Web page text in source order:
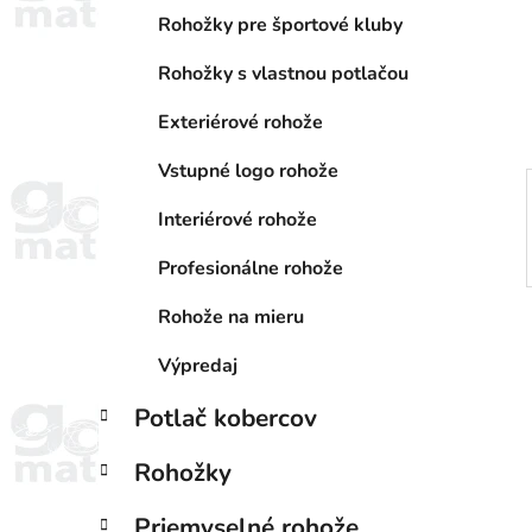
Rohožky pre športové kluby
Rohožky s vlastnou potlačou
Exteriérové rohože
Vstupné logo rohože
Interiérové rohože
Profesionálne rohože
Rohože na mieru
Výpredaj
Potlač kobercov
Rohožky